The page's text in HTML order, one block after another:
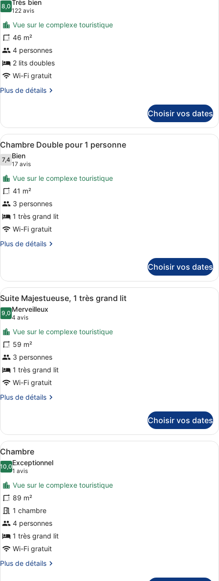
Chambre
les
photos
pour
ce
type
de
chambre :
Chambre
8,08,0 sur 10
Très bien
122 avis
(122 avis)
Vue sur le complexe touristique
46 m²
4 personnes
2 lits doubles
Wi-Fi gratuit
Plus de détails
Plus
le
type
de
chambre
Chambre
Choisir vos dates
Afficher
toutes
les
photos
pour
ce
type
de
chambre :
Chambre
1
personne
Une chambre d’hôtel moderne
6
Chambre Double pour 1 personne
7,47,4 sur 10
Bien
17 avis
(17 avis)
Vue sur le complexe touristique
41 m²
3 personnes
1 très grand lit
Wi-Fi gratuit
Plus de détails
Plus
le
type
de
chambre
Chambre
Double
pour
personne
Choisir vos dates
Afficher
toutes
les
photos
pour
ce
type
de
chambre :
Suite
très
grand
lit
Suite Majestueuse, 1 très grand
6
Suite Majestueuse, 1 très grand lit
9,09,0 sur 10
Merveilleux
4 avis
(4 avis)
Vue sur le complexe touristique
59 m²
3 personnes
1 très grand lit
Wi-Fi gratuit
Plus de détails
Plus
le
type
de
chambre
Suite
Majestueuse,
très
grand
lit
Choisir vos dates
Afficher
toutes
les
photos
pour
ce
type
de
chambre :
Chambre
Une chambre moderne avec un
5
Chambre
10,010,0 sur 10
Exceptionnel
1 avis
(1 avis)
Vue sur le complexe touristique
89 m²
1 chambre
4 personnes
1 très grand lit
Wi-Fi gratuit
Plus de détails
Plus